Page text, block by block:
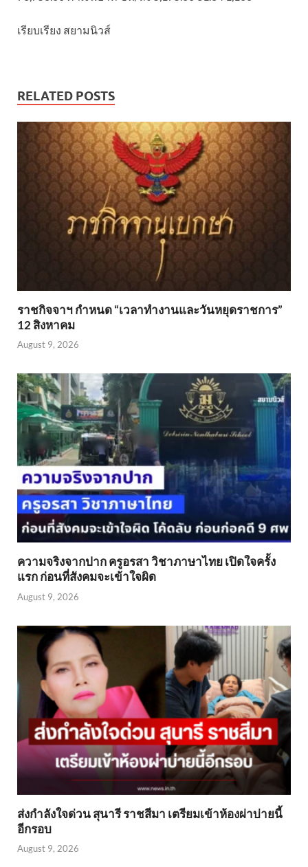
เรียบเรียง สยามนิวส์
RELATED POSTS
ราชกิจจาฯ กำหนด “เวลาทำงานและวันหยุดราชการ”
12 สิงหาคม
August 9, 2026
ความจริงจากปาก ครูอรสา วิชาภาษาไทย เปิดใจครั้ง
แรก ก่อนที่สังคมจะเข้าใจผิด
August 9, 2026
ส่งกำลังใจด่วน สุนารี ราชสีมา เตรียมเข้าห้องผ่าบ่ายนี้
อีกรอบ
August 9, 2026